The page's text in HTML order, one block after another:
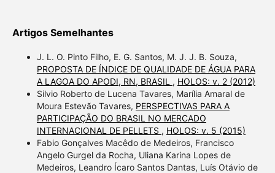
Artigos Semelhantes
J. L. O. Pinto Filho, E. G. Santos, M. J. J. B. Souza,
PROPOSTA DE ÍNDICE DE QUALIDADE DE ÁGUA PARA
A LAGOA DO APODI, RN, BRASIL , HOLOS: v. 2 (2012)
Silvio Roberto de Lucena Tavares, Marília Amaral de
Moura Estevão Tavares, PERSPECTIVAS PARA A
PARTICIPAÇÃO DO BRASIL NO MERCADO
INTERNACIONAL DE PELLETS , HOLOS: v. 5 (2015)
Fabio Gonçalves Macêdo de Medeiros, Francisco
Angelo Gurgel da Rocha, Uliana Karina Lopes de
Medeiros, Leandro Ícaro Santos Dantas, Luís Otávio de